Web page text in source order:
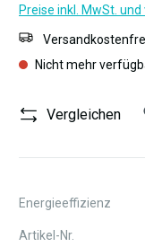
Preise inkl. MwSt. und
Nicht mehr
Vergleichen
Energieeffizienz
Artikel-Nr.